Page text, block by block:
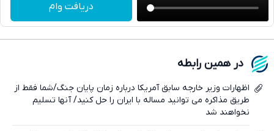
واتساپ
دریافت وام
در همین رابطه
اظهارات وزیر خارجه سابق آمریکا درباره زمان پایان جنگ/شما فقط از
طریق مذاکره می توانید مساله با ایران را حل کنید/ آنها تسلیم
نخواهند شد